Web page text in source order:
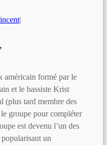
|
américain formé par le
et le bassiste Krist
(plus tard membre des
groupe pour compléter
est devenu l’un des
un